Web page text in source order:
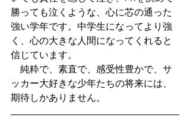
勝っても泣くような、心に芯の通った
強い学年です。中学生になってより強
く、心の大きな人間になってくれると
信じています。
純粋で、素直で、感受性豊かで、サ
ッカー大好きな少年たちの将来には、
期待しかありません。